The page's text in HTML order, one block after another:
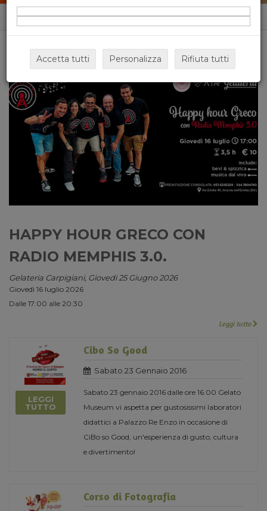
Home News&events
HAPPY HOUR GRECO CON
RADIO MEMPHIS 3.0.
Gelateria Carpigiani, Giovedi 25 Giugno 2026
Giovedì 16 luglio 2026
Dalle 17:00 alle 20:30
Leggi tutto
LEGGI
TUTTO
Cibo So Good
Sabato 23 Gennaio 2016
Sabato 23 gennaio 2016 dalle ore 16.00 Gelato
Museum vi aspetta per gustosissimi laboratori
didattici a Palazzo Re Enzo in occasione di
CiBo so Good, un'esperienza di gusto, cultura
e divertimento!
Corso di Fotografia
Accetta tutti Personalizza Rifiuta tutti